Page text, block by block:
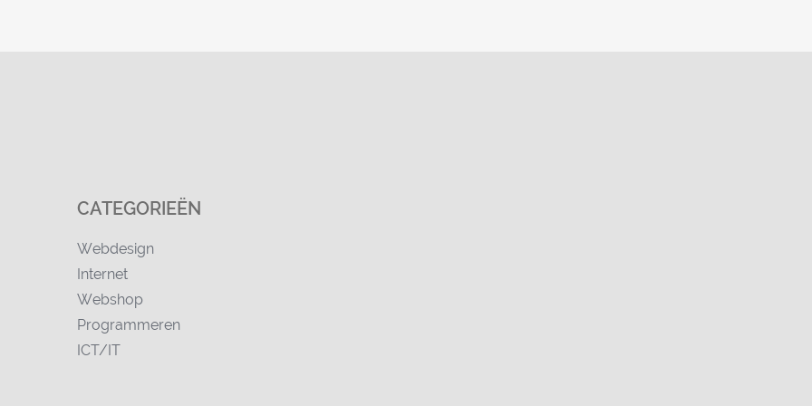
CATEGORIEËN
Webdesign
Internet
Webshop
Programmeren
ICT/IT